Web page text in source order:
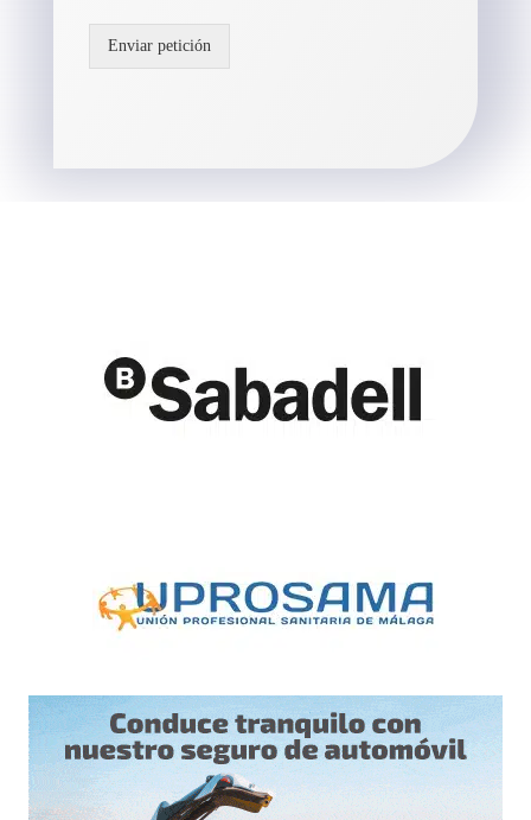
Enviar petición